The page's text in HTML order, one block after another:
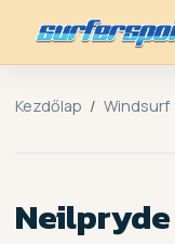
Kezdőlap Windsurf
Neilpryde